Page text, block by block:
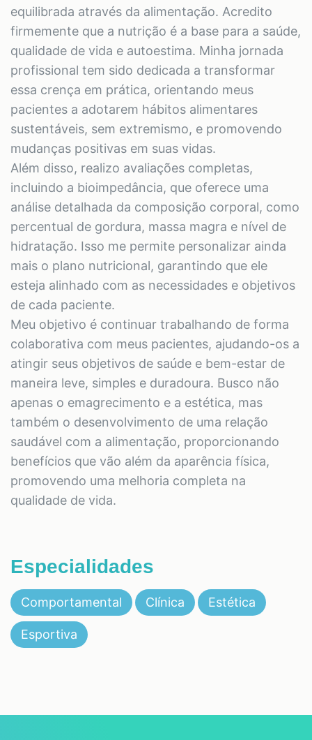
equilibrada através da alimentação. Acredito
firmemente que a nutrição é a base para a saúde,
qualidade de vida e autoestima. Minha jornada
profissional tem sido dedicada a transformar
essa crença em prática, orientando meus
pacientes a adotarem hábitos alimentares
sustentáveis, sem extremismo, e promovendo
mudanças positivas em suas vidas.
Além disso, realizo avaliações completas,
incluindo a bioimpedância, que oferece uma
análise detalhada da composição corporal, como
percentual de gordura, massa magra e nível de
hidratação. Isso me permite personalizar ainda
mais o plano nutricional, garantindo que ele
esteja alinhado com as necessidades e objetivos
de cada paciente.
Meu objetivo é continuar trabalhando de forma
colaborativa com meus pacientes, ajudando-os a
atingir seus objetivos de saúde e bem-estar de
maneira leve, simples e duradoura. Busco não
apenas o emagrecimento e a estética, mas
também o desenvolvimento de uma relação
saudável com a alimentação, proporcionando
benefícios que vão além da aparência física,
promovendo uma melhoria completa na
qualidade de vida.
Especialidades
Comportamental Clínica Estética
Esportiva